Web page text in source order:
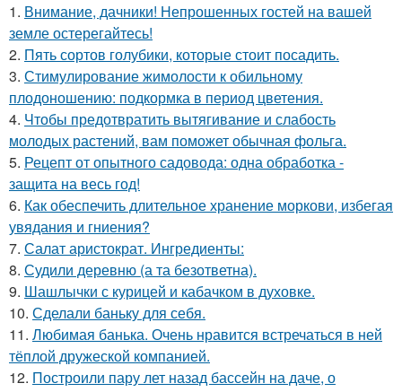
1. Внимание, дачники! Непрошенных гостей на вашей
земле остерегайтесь!
2. Пять сортов голубики, которые стоит посадить.
3. Стимулирование жимолости к обильному
плодоношению: подкормка в период цветения.
4. Чтобы предотвратить вытягивание и слабость
молодых растений, вам поможет обычная фольга.
5. Рецепт от опытного садовода: одна обработка -
защита на весь год!
6. Как обеспечить длительное хранение моркови, избегая
увядания и гниения?
7. Салат аристократ. Ингредиенты:
8. Судили деревню (а та безответна).
9. Шашлычки с курицей и кабачком в духовке.
10. Сделали баньку для себя.
11. Любимая банька. Очень нравится встречаться в ней
тёплой дружеской компанией.
12. Построили пару лет назад бассейн на даче, о